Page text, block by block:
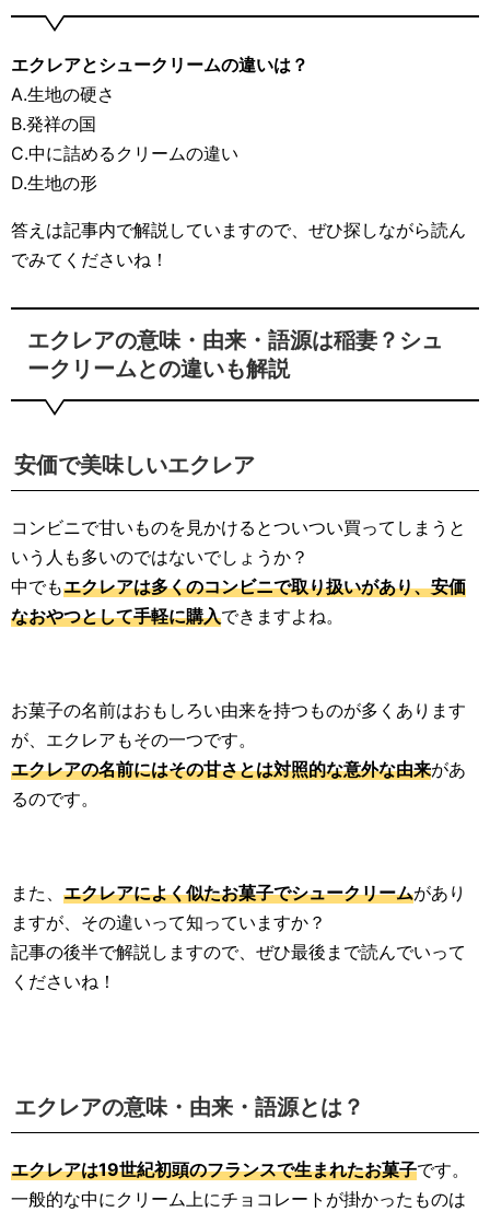
エクレアとシュークリームの違いは？
A.生地の硬さ
B.発祥の国
C.中に詰めるクリームの違い
D.生地の形
答えは記事内で解説していますので、ぜひ探しながら読ん
でみてくださいね！
エクレアの意味・由来・語源は稲妻？シュ
ークリームとの違いも解説
安価で美味しいエクレア
コンビニで甘いものを見かけるとついつい買ってしまうと
いう人も多いのではないでしょうか？
中でもエクレアは多くのコンビニで取り扱いがあり、安価
なおやつとして手軽に購入できますよね。
お菓子の名前はおもしろい由来を持つものが多くあります
が、エクレアもその一つです。
エクレアの名前にはその甘さとは対照的な意外な由来があ
るのです。
また、 エクレアによく似たお菓子でシュークリームがあり
ますが、その違いって知っていますか？
記事の後半で解説しますので、ぜひ最後まで読んでいって
くださいね！
エクレアの意味・由来・語源とは？
エクレアは19世紀初頭のフランスで生まれたお菓子です。
一般的な中にクリーム上にチョコレートが掛かったものは